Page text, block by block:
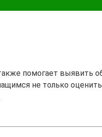
помогает выявить
не только